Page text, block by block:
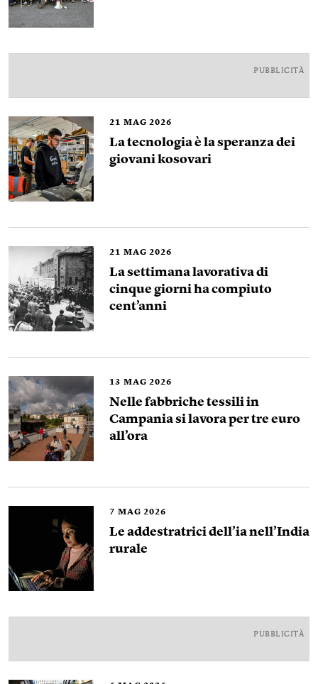
PUBBLICITÀ
21 MAG 2026
La tecnologia è la speranza dei
giovani kosovari
21 MAG 2026
La settimana lavorativa di
cinque giorni ha compiuto
cent’anni
13 MAG 2026
Nelle fabbriche tessili in
Campania si lavora per tre euro
all’ora
7 MAG 2026
Le addestratrici dell’ia nell’India
rurale
PUBBLICITÀ